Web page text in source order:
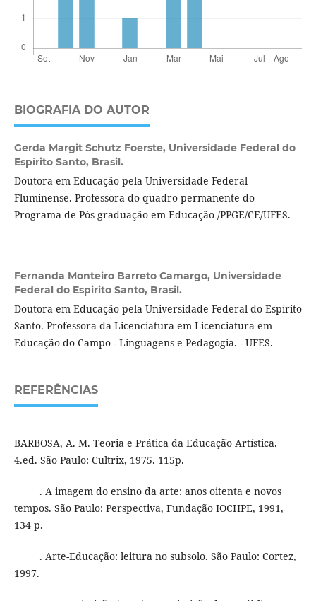
BIOGRAFIA DO AUTOR
Gerda Margit Schutz Foerste, Universidade Federal do
Espírito Santo, Brasil.
Doutora em Educação pela Universidade Federal
Fluminense. Professora do quadro permanente do
Programa de Pós graduação em Educação /PPGE/CE/UFES.
Fernanda Monteiro Barreto Camargo, Universidade
Federal do Espirito Santo, Brasil.
Doutora em Educação pela Universidade Federal do Espírito
Santo. Professora da Licenciatura em Licenciatura em
Educação do Campo - Linguagens e Pedagogia. - UFES.
REFERÊNCIAS
BARBOSA, A. M. Teoria e Prática da Educação Artística.
4.ed. São Paulo: Cultrix, 1975. 115p.
______. A imagem do ensino da arte: anos oitenta e novos
tempos. São Paulo: Perspectiva, Fundação IOCHPE, 1991,
134 p.
______. Arte-Educação: leitura no subsolo. São Paulo: Cortez,
1997.